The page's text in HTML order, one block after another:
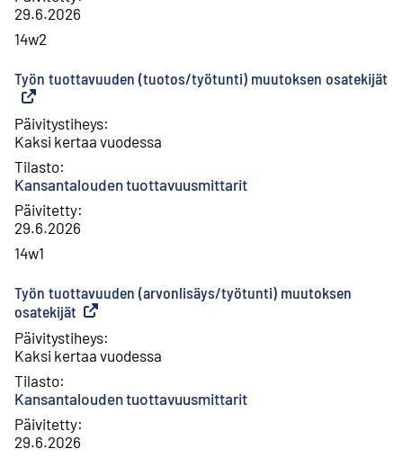
29.6.2026
14w2
Työn tuottavuuden (tuotos/työtunti) muutoksen osatekijät
Päivitystiheys:
Kaksi kertaa vuodessa
Tilasto:
Kansantalouden tuottavuusmittarit
Päivitetty:
29.6.2026
14w1
Työn tuottavuuden (arvonlisäys/työtunti) muutoksen
osatekijät Ulkoinen linkki
Päivitystiheys:
Kaksi kertaa vuodessa
Tilasto:
Kansantalouden tuottavuusmittarit
Päivitetty:
29.6.2026